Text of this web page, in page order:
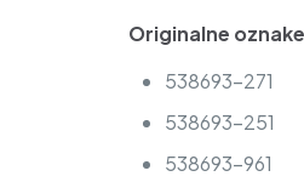
Originalne
538693-271
538693-251
538693-961